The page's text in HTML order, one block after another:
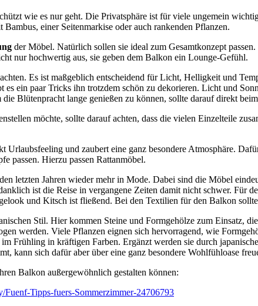
wie es nur geht. Die Privatsphäre ist für viele ungemein
einer Seitenmarkise oder auch rankenden Pflanzen.
der Möbel. Natürlich sollen sie ideal zum Gesamtkonzept
nur hochwertig aus, sie geben dem Balkon ein Lounge-Gefühl.
Es ist maßgeblich entscheidend für Licht, Helligkeit und
ein paar Tricks ihn trotzdem schön zu dekorieren. Licht und
Blütenpracht lange genießen zu können, sollte darauf direkt
möchte, sollte darauf achten, dass die vielen Einzelteile
Urlaubsfeeling und zaubert eine ganz besondere Atmosphäre.
passen. Hierzu passen Rattanmöbel.
letzten Jahren wieder mehr in Mode. Dabei sind die Möbel
ist die Reise in vergangene Zeiten damit nicht schwer. Für
und Kitsch ist fließend. Bei den Textilien für den Balkon
Stil. Hier kommen Steine und Formgehölze zum Einsatz,
werden. Viele Pflanzen eignen sich hervorragend, wie
Frühling in kräftigen Farben. Ergänzt werden sie durch
kann sich dafür aber über eine ganz besondere Wohlfühloase
Balkon außergewöhnlich gestalten können:
Tipps-fuers-Sommerzimmer-24706793